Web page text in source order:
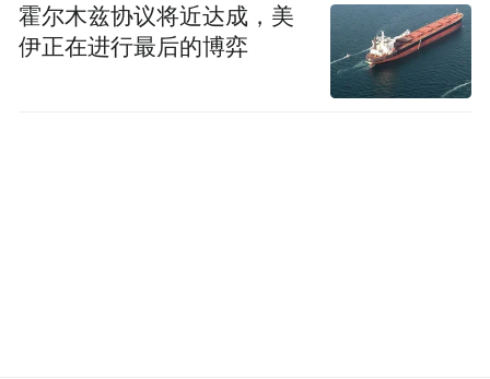
霍尔木兹协议将近达成，美
伊正在进行最后的博弈